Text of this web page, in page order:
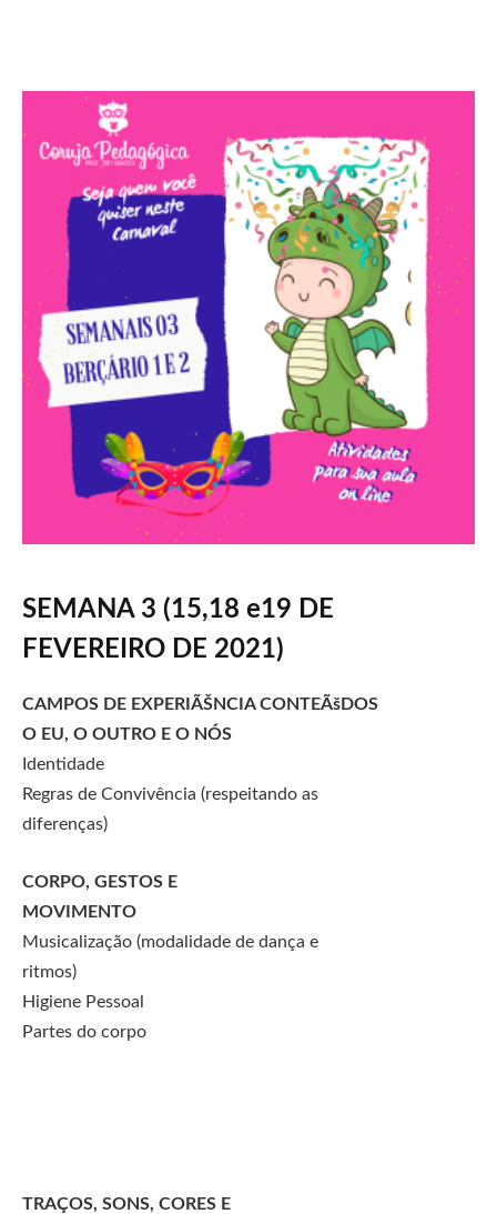
SEMANA 3 (15,18 e19 DE
FEVEREIRO DE 2021)
CAMPOS DE EXPERIÃŠNCIA CONTEÃšDOS
O EU, O OUTRO E O NÓS
Identidade
Regras de Convivência (respeitando as
diferenças)
CORPO, GESTOS E
MOVIMENTO
Musicalização (modalidade de dança e
ritmos)
Higiene Pessoal
Partes do corpo
TRAÇOS, SONS, CORES E